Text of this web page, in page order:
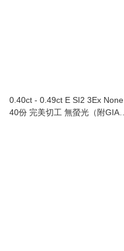
0.40ct - 0.49ct E SI2 3Ex None
40份 完美切工 無螢光（附GIA證